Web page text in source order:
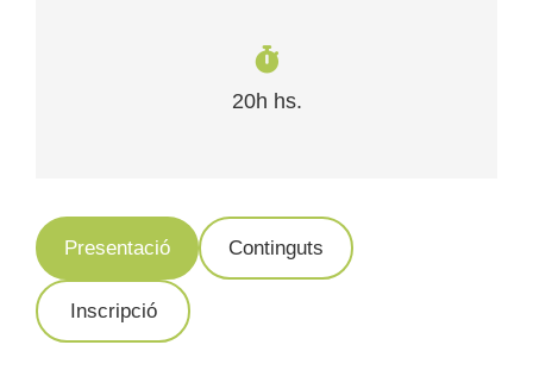
20h hs.
Presentació Continguts
Inscripció